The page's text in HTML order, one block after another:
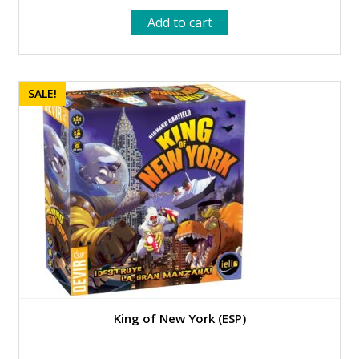
price
was:
37.00 €.33.30 €.
Add to cart
King of New York (ESP)
SALE!